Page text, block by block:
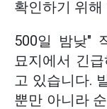
확인하기 위
500일 밤낮"
묘지에서 긴
고 있습니다.
뿐만 아니라